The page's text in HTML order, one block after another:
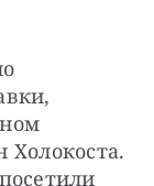
Холокоста.